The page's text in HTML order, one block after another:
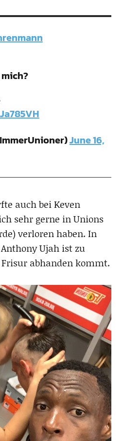
June 16,
auch bei Keven
sehr gerne in Unions
verloren haben. In
Ujah ist zu
abhanden kommt.